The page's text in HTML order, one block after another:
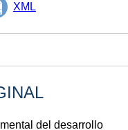
XML
del desarrollo